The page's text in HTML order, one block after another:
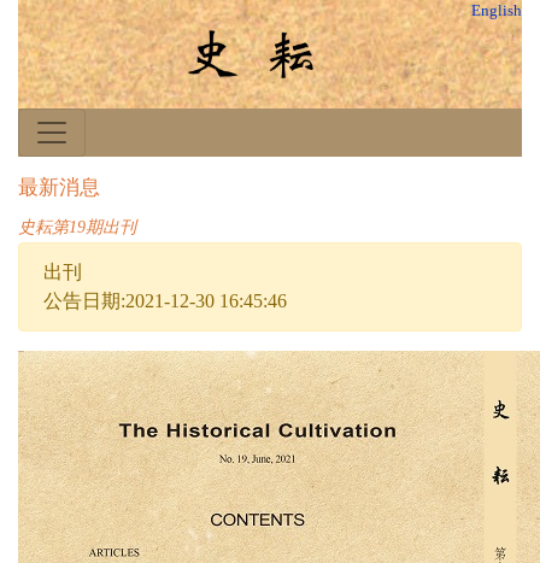
English
最新消息
史耘第19期出刊
出刊
公告日期:2021-12-30 16:45:46